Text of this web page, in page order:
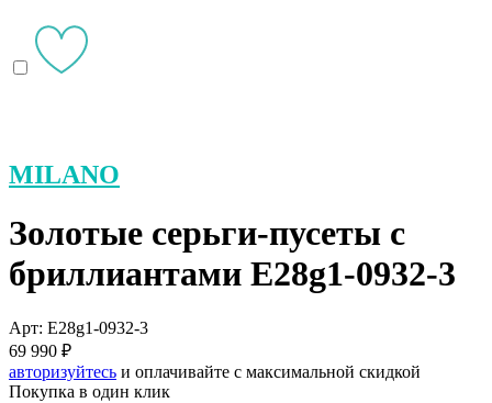
MILANO
Золотые серьги-пусеты с
бриллиантами E28g1-0932-3
Арт: E28g1-0932-3
69 990 ₽
авторизуйтесь и оплачивайте с максимальной скидкой
Покупка в один клик